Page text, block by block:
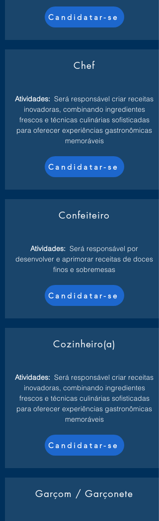
Candidatar-se
Chef
Atividades: Será responsável criar receitas
inovadoras, combinando ingredientes
frescos e técnicas culinárias sofisticadas
para oferecer experiências gastronômicas
memoráveis
Candidatar-se
Confeiteiro
Atividades: Será responsável por
desenvolver e aprimorar receitas de doces
finos e sobremesas
Candidatar-se
Cozinheiro(a)
Atividades: Será responsável criar receitas
inovadoras, combinando ingredientes
frescos e técnicas culinárias sofisticadas
para oferecer experiências gastronômicas
memoráveis
Candidatar-se
Garçom / Garçonete